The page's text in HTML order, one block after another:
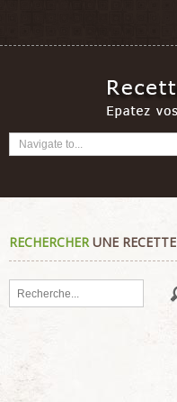
RECHERCHERUNE RECETTE
Rechercher